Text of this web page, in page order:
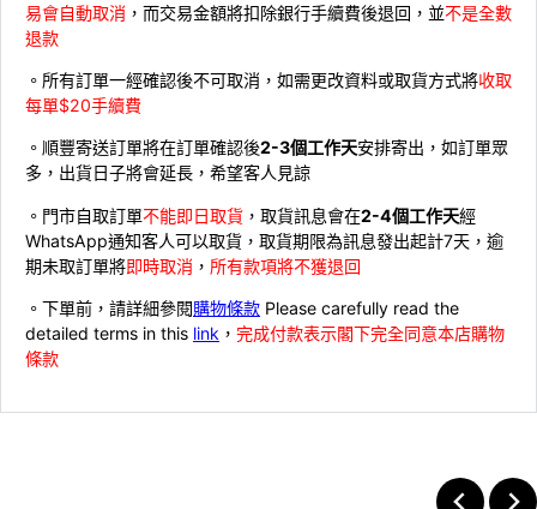
易會自動取消 ，而交易金額將扣除銀行手續費後退回，並不是全數
退款
。所有訂單一經確認後不可取消，如需更改資料或取貨方式將收取
每單$20手續費
。順豐寄送訂單將在訂單確認後2-3個工作天安排寄出，如訂單眾
多，出貨日子將會延長，希望客人見諒
。門市自取訂單不能即日取貨 ，取貨訊息會在2-4個工作天經
WhatsApp通知客人可以取貨，取貨期限為訊息發出起計7天，逾
期未取訂單將即時取消 ， 所有款項將不獲退回
。下單前，請詳細參閱購物條款 Please carefully read the
detailed terms in this link ， 完成付款表示閣下完全同意本店購物
條款